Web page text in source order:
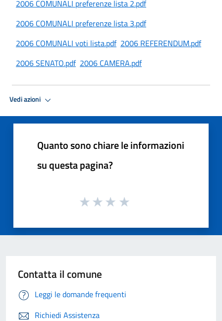
2006 COMUNALI preferenze lista 2.pdf
2006 COMUNALI preferenze lista 3.pdf
2006 COMUNALI voti lista.pdf 2006 REFERENDUM.pdf
2006 SENATO.pdf 2006 CAMERA.pdf
Vedi azioni
Quanto sono chiare le informazioni
su questa pagina?
Contatta il comune
Leggi le domande frequenti
Richiedi Assistenza